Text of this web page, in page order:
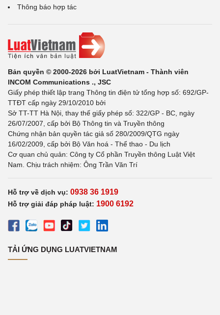
Thông báo hợp tác
Bản quyền © 2000-2026 bởi LuatVietnam - Thành viên
INCOM Communications ., JSC
Giấy phép thiết lập trang Thông tin điện tử tổng hợp số: 692/GP-
TTĐT cấp ngày 29/10/2010 bởi
Sở TT-TT Hà Nội, thay thế giấy phép số: 322/GP - BC, ngày
26/07/2007, cấp bởi Bộ Thông tin và Truyền thông
Chứng nhận bản quyền tác giả số 280/2009/QTG ngày
16/02/2009, cấp bởi Bộ Văn hoá - Thể thao - Du lịch
Cơ quan chủ quản: Công ty Cổ phần Truyền thông Luật Việt
Nam. Chịu trách nhiệm: Ông Trần Văn Trí
Hỗ trợ về dịch vụ: 0938 36 1919
Hỗ trợ giải đáp pháp luật: 1900 6192
TẢI ỨNG DỤNG LUATVIETNAM